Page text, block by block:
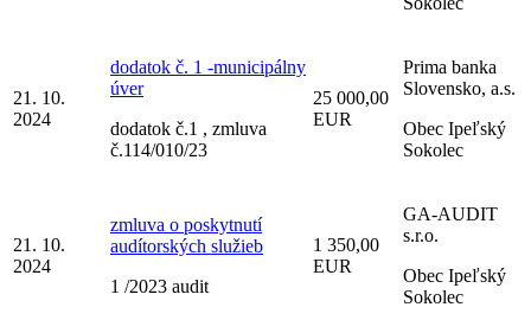
21. 10.
2024
dodatok č. 1 -municipálny
úver
dodatok č.1 , zmluva
č.114/010/23
25 000,00
EUR
Prima banka
Slovensko, a.s.
Obec Ipeľský
Sokolec
21. 10.
2024
zmluva o poskytnutí
audítorských služieb
1 /2023 audit
1 350,00
EUR
GA-AUDIT
s.r.o.
Obec Ipeľský
Sokolec